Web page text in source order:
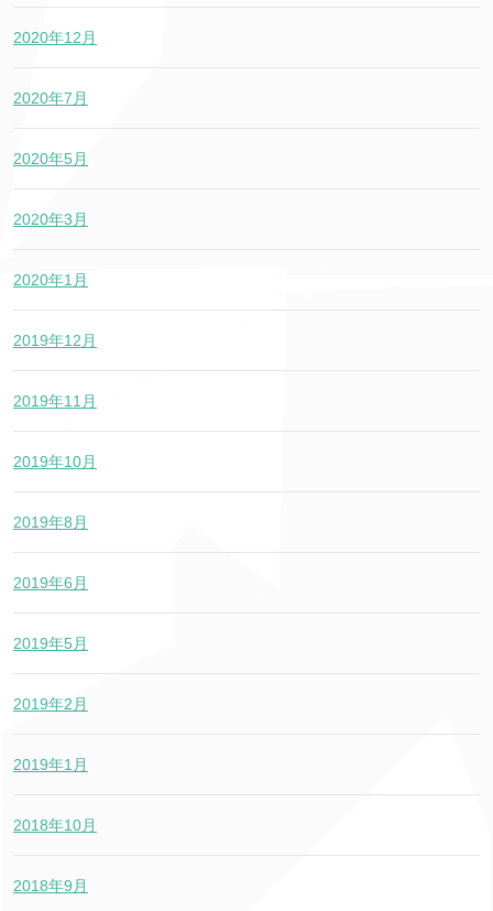
2020年12月
2020年7月
2020年5月
2020年3月
2020年1月
2019年12月
2019年11月
2019年10月
2019年8月
2019年6月
2019年5月
2019年2月
2019年1月
2018年10月
2018年9月